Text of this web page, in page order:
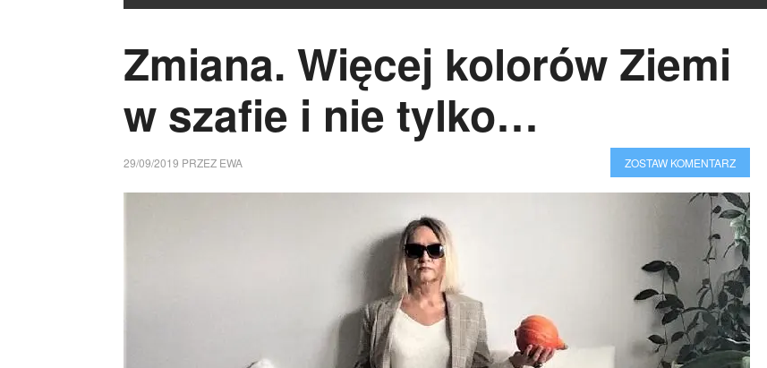
Zmiana. Więcej kolorów Ziemi
w szafie i nie tylko…
29/09/2019 PRZEZ EWA ZOSTAW KOMENTARZ